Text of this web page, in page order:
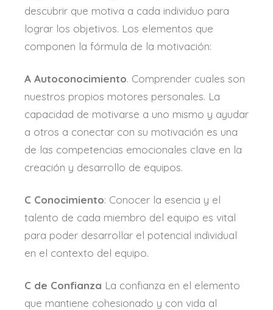
descubrir que motiva a cada individuo para
lograr los objetivos. Los elementos que
componen la fórmula de la motivación:
A Autoconocimiento. Comprender cuales son
nuestros propios motores personales. La
capacidad de motivarse a uno mismo y ayudar
a otros a conectar con su motivación es una
de las competencias emocionales clave en la
creación y desarrollo de equipos.
C Conocimiento: Conocer la esencia y el
talento de cada miembro del equipo es vital
para poder desarrollar el potencial individual
en el contexto del equipo.
C de Confianza La confianza en el elemento
que mantiene cohesionado y con vida al